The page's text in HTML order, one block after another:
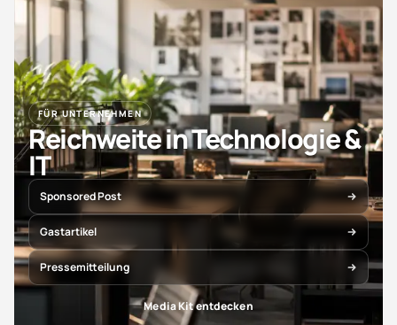
FÜR UNTERNEHMEN
Reichweite in Technologie &
IT
Sponsored Post
Gastartikel
Pressemitteilung
Media Kit entdecken